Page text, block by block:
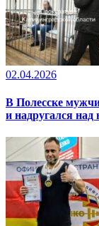
02.04.2026
В Полесске
и надругался